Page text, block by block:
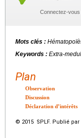
Connectez-vous
Mots clés :
Keywords : Extra-
Plan
Observation
Discussion
Déclaration d’intérêts
© 2015 SPLF. Publié par